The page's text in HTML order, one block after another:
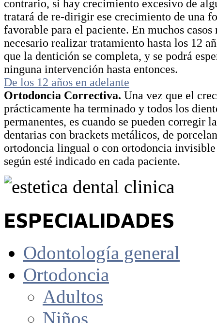
contrario, si hay crecimiento excesivo de
tratará de re-dirigir ese crecimiento de una
favorable para el paciente. En muchos casos
necesario realizar tratamiento hasta los 12
que la dentición se completa, y se podrá
ninguna intervención hasta entonces.
De los 12 años en adelante
Ortodoncia Correctiva. Una vez que el
prácticamente ha terminado y todos los
permanentes, es cuando se pueden corregir
dentarias con brackets metálicos, de
ortodoncia lingual o con ortodoncia
según esté indicado en cada paciente.
ESPECIALIDADES
Odontología general
Ortodoncia
Adultos
Niños